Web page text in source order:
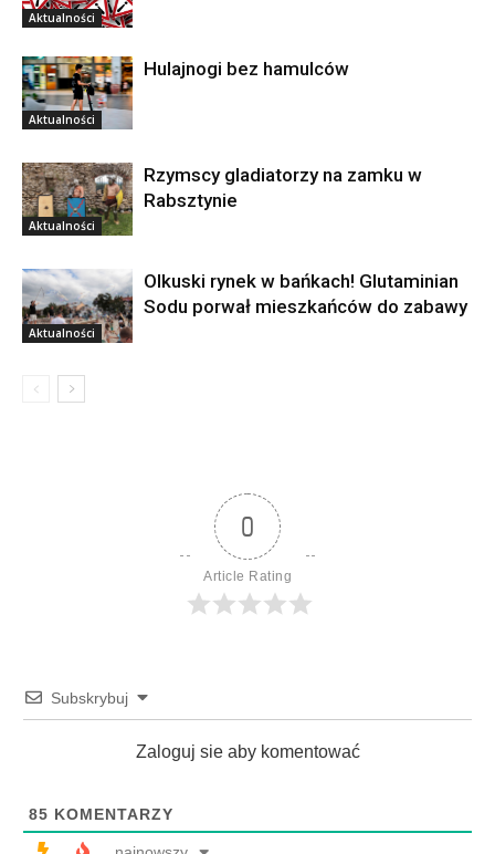
Aktualności
Aktualności
Hulajnogi bez hamulców
Aktualności
Rzymscy gladiatorzy na zamku w
Rabsztynie
Aktualności
Olkuski rynek w bańkach! Glutaminian
Sodu porwał mieszkańców do zabawy
0
Article Rating
Subskrybuj
Zaloguj sie aby komentować
85 KOMENTARZY